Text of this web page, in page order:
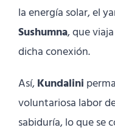
la energía solar, el
Sushumna, que
dicha conexión.
Así,Kundalini
voluntariosa labor
sabiduría, lo que se